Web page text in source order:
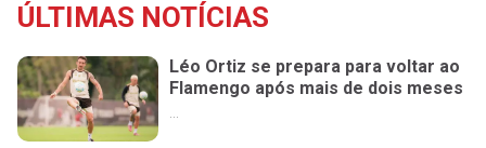
ÚLTIMAS NOTÍCIAS
Léo Ortiz se prepara para voltar ao
Flamengo após mais de dois meses
...